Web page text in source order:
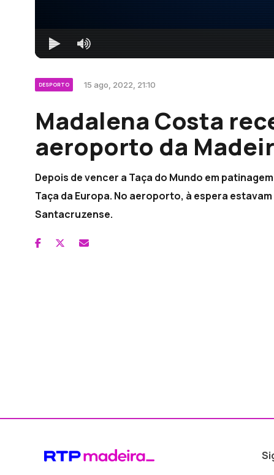
DESPORTO 15 ago, 2022, 21:10
Madalena Costa
aeroporto da
Depois de vencer a Taça do Mundo em
Taça da Europa. No aeroporto, à espera
Santacruzense.